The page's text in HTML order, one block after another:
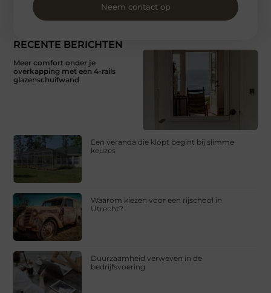
RECENTE BERICHTEN
Meer comfort onder je
overkapping met een 4-rails
glazenschuifwand
Een veranda die klopt begint bij slimme
keuzes
Waarom kiezen voor een rijschool in
Utrecht?
Duurzaamheid verweven in de
bedrijfsvoering
Neem contact op